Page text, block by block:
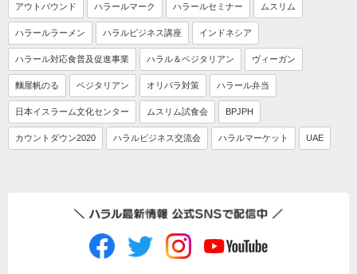
アウトバウンド ハラールマーク ハラールセミナー ムスリム
ハラールラーメン ハラルビジネス講座 インドネシア
ハラール対応食普及促進事業 ハラル＆ベジタリアン ヴィーガン
麵屋帆のる ベジタリアン オリパラ対策 ハラール弁当
日本イスラーム文化センター ムスリム試食会 BPJPH
カウントダウン2020 ハラルビジネス交流会 ハラルマーケット UAE